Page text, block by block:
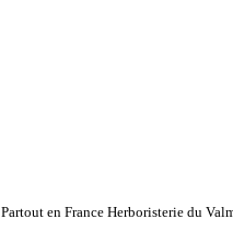
Partout en France Herboristerie du